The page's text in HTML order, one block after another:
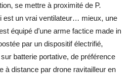
se mettre à proximité de P.
est un vrai ventilateur… mieux, une
équipé d’une arme factice made in
par un dispositif électrifié,
batterie portative, de préférence
à distance par drone ravitailleur en